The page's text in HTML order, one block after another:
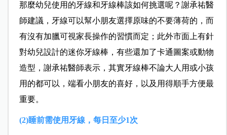
那麼幼兒使用的牙線和牙線棒該如何挑選呢？謝承祐醫
師建議，牙線可以幫小朋友選擇原味的不要薄荷的，而
有沒有加臘可視家長操作的習慣而定；此外市面上有針
對幼兒設計的迷你牙線棒，有些還加了卡通圖案或動物
造型，謝承祐醫師表示，其實牙線棒不論大人用或小孩
用的都可以，端看小朋友的喜好，以及用得順手方便最
重要。
(2)睡前需使用牙線，每日至少1次